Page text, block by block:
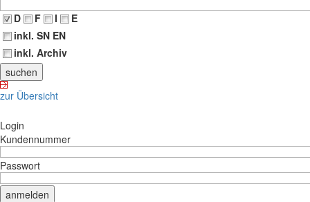
D
F I
E
inkl. SN EN
inkl. Archiv
zur Übersicht
Login
Kundennummer
Passwort